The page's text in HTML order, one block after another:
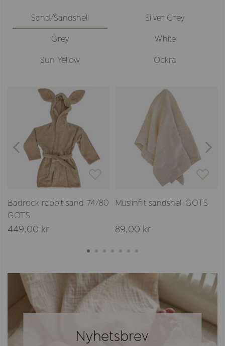
Sand/Sandshell Silver Grey
Grey White
Sun Yellow Ockra
Badrock rabbit sand 74/80
GOTS
449,00 kr
Muslinfilt sandshell GOTS
89,00 kr
Nyhetsbrev